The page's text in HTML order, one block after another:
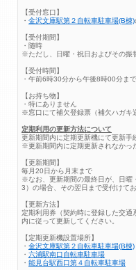
【受付窓口】
・ 金沢文庫駅第２自転車駐車場(B棟)
【受付期間】
・随時
※ただし、日曜・祝日およびその振
【受付時間】
・午前6時30分から午後8時00分まで
【お持ち物】
・特にありません
※窓口にて補欠登録票（補欠ハガキ
定期利用の更新方法について
更新期間内に定期更新機にて更新手
※更新期間内に定期更新されなかっ
【更新期間】
毎月20日から月末まで
※なお、更新期間の最終日が、日曜
3）の場合、その翌日まで受付けて
【更新方法】
定期利用券（契約時に登録した交
内に従って更新してください。
【定期更新機設置場所】
・ 金沢文庫駅第２自転車駐車場(B棟)
・ 六浦駅南口自転車駐車場
・ 能見台駅西口第４自転車駐車場